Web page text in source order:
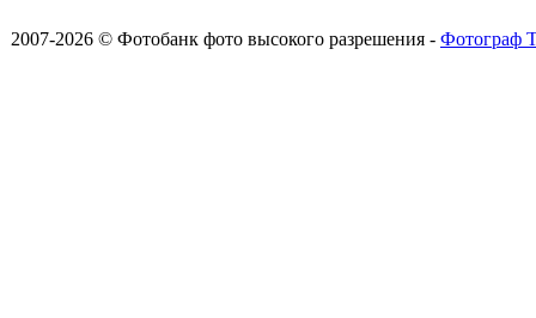
2007-2026 © Фотобанк фото высокого разрешения - Фотограф